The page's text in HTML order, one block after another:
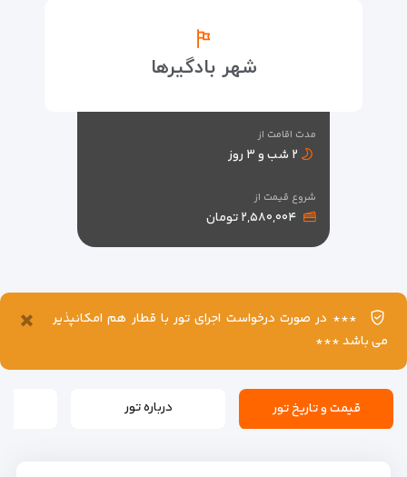
شهر بادگیرها
مدت اقامت از
۲ شب و ۳ روز
شروع قیمت از
۲,۵۸۰,۰۰۴ تومان
×
*** در صورت درخواست اجرای تور با قطار هم امکانپذیر
می باشد ***
قیمت و تاریخ تور درباره تور